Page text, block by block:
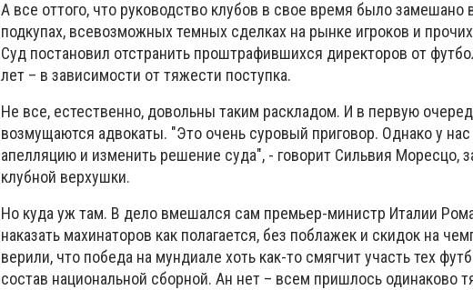
А все оттого, что руководство клубов в свое время было замешано
подкупах, всевозможных темных сделках на рынке игроков и
Суд постановил отстранить проштрафившихся директоров от
лет – в зависимости от тяжести поступка.
Не все, естественно, довольны таким раскладом. И в первую
возмущаются адвокаты. "Это очень суровый приговор. Однако у
апелляцию и изменить решение суда", - говорит Сильвия Моресцо,
клубной верхушки.
Но куда уж там. В дело вмешался сам премьер-министр Италии
наказать махинаторов как полагается, без поблажек и скидок на
верили, что победа на мундиале хоть как-то смягчит участь тех
состав национальной сборной. Ан нет – всем пришлось одинаково